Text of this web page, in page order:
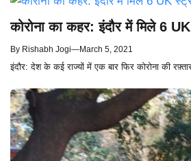
कोरोना का कहर: इंदौर में मिले 6
By Rishabh Jogi—March 5, 2021
इंदौर: देश के कई राज्यों में एक बार फिर कोरोना की